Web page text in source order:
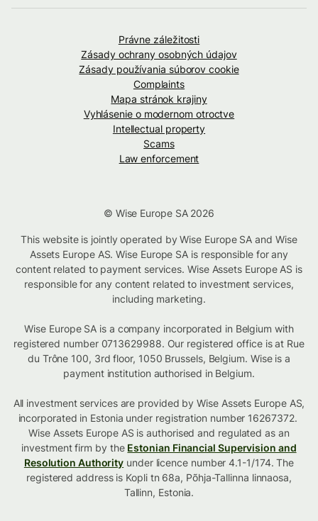
Právne záležitosti
Zásady ochrany osobných údajov
Zásady používania súborov cookie
Complaints
Mapa stránok krajiny
Vyhlásenie o modernom otroctve
Intellectual property
Scams
Law enforcement
© Wise Europe SA 2026
This website is jointly operated by Wise Europe SA and Wise
Assets Europe AS. Wise Europe SA is responsible for any
content related to payment services. Wise Assets Europe AS is
responsible for any content related to investment services,
including marketing.
Wise Europe SA is a company incorporated in Belgium with
registered number 0713629988. Our registered office is at Rue
du Trône 100, 3rd floor, 1050 Brussels, Belgium. Wise is a
payment institution authorised in Belgium.
All investment services are provided by Wise Assets Europe AS,
incorporated in Estonia under registration number 16267372.
Wise Assets Europe AS is authorised and regulated as an
investment firm by the Estonian Financial Supervision and
Resolution Authority under licence number 4.1-1/174. The
registered address is Kopli tn 68a, Põhja-Tallinna linnaosa,
Tallinn, Estonia.